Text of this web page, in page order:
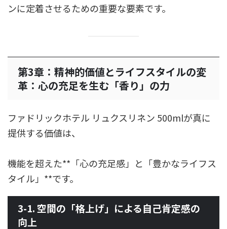
ンに定着させるための重要な要素です。
第3章：精神的価値とライフスタイルの変
革：心の充足を生む「香り」の力
ファドリックホテル リュクスリネン 500mlが真に
提供する価値は、
機能を超えた**「心の充足感」と「豊かなライフス
タイル」**です。
3-1. 空間の「格上げ」による自己肯定感の
向上